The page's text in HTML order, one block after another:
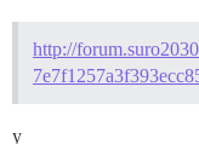
http://
y